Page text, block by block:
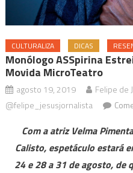
CULTURALIZA DICAS
Monólogo ASSpirina
Movida MicroTeatro
agosto 19, 2019
Felipe de
@felipe_jesusjornalista
Com a atriz Velma
Calisto, espetáculo estará
24 e 28 a 31 de agosto, de